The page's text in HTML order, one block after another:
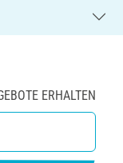
ERHALTEN